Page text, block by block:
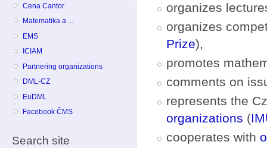
Cena Cantor
Matematika a ...
EMS
ICIAM
Partnering organizations
DML-CZ
EuDML
Facebook ČMS
Search site
organizes
organizes
Prize),
promotes
comments on
represents the
organizations (
cooperates with